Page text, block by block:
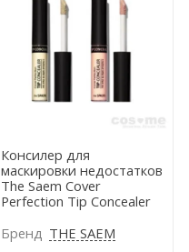
Консилер для
маскировки недостатков
The Saem Cover
Perfection Tip Concealer
Бренд THE SAEM